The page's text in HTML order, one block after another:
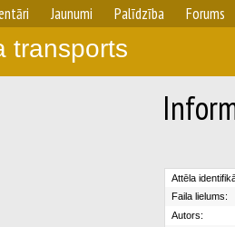
Jaunumi Palīdzība Forums
transports
Attēla
Faila lielums:
Autors: